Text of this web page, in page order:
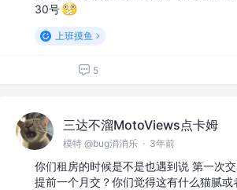
30号
上班摸鱼
5
三达不溜MotoViews点卡姆
模特 @bug消消乐 · 3年前
你们租房的时候是不是也遇到说 第一次
提前一个月交？你们觉得这有什么猫腻或